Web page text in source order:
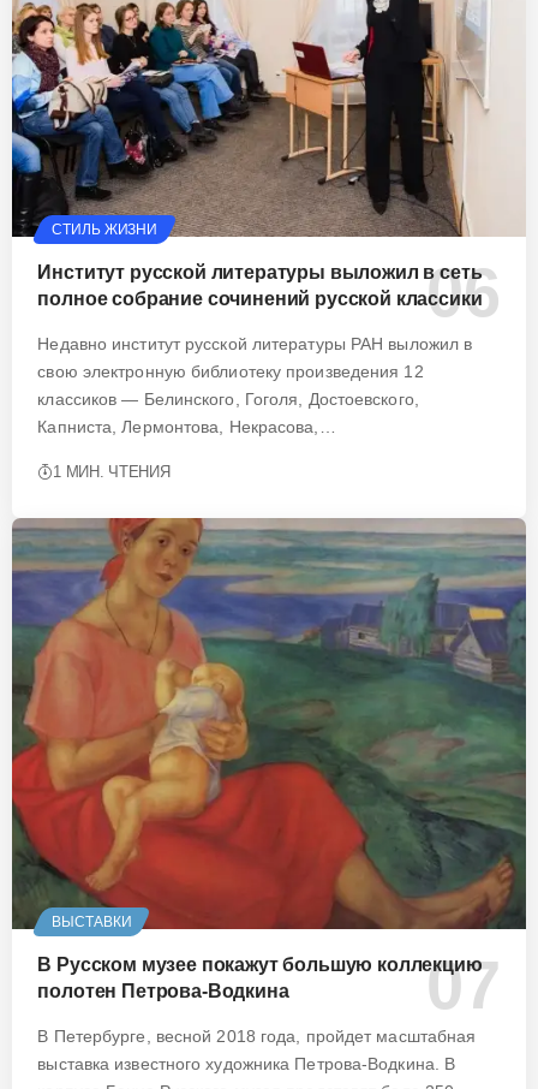
СТИЛЬ ЖИЗНИ
Институт русской литературы выложил в сеть
полное собрание сочинений русской классики
Недавно институт русской литературы РАН выложил в
свою электронную библиотеку произведения 12
классиков — Белинского, Гоголя, Достоевского,
Капниста, Лермонтова, Некрасова,…
1 МИН. ЧТЕНИЯ
ВЫСТАВКИ
В Русском музее покажут большую коллекцию
полотен Петрова-Водкина
В Петербурге, весной 2018 года, пройдет масштабная
выставка известного художника Петрова-Водкина. В